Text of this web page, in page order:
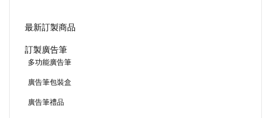
最新訂製商品
訂製廣告筆
多功能廣告筆
廣告筆包裝盒
廣告筆禮品